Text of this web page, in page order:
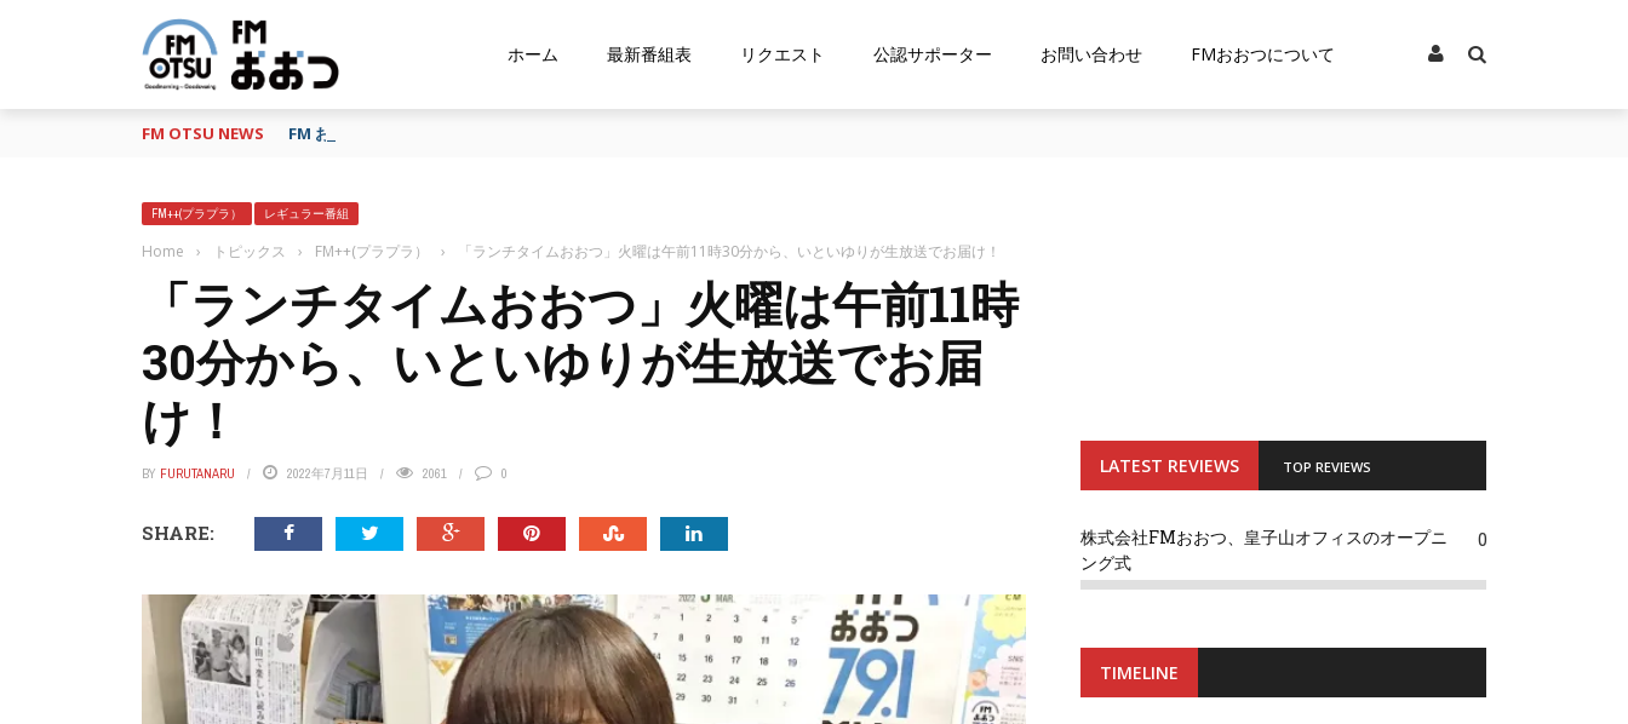
ホーム 最新番組表 リクエスト 公認サポーター お問い合わせ FMおおつについて
FM OTSU NEWS FM おおつ、聴き逃し番組配信サービス「shelfs」を導⼊
FM++(プラプラ） レギュラー番組
Home › トピックス › FM++(プラプラ） › 「ランチタイムおおつ」火曜は午前11時30分から、いといゆりが生放送でお届け！
「ランチタイムおおつ」火曜は午前11時
30分から、いといゆりが生放送でお届
け！
BY FURUTANARU 2022年7月11日 2061 0
SHARE:
LATEST REVIEWS TOP REVIEWS
株式会社FMおおつ、皇子山オフィスのオープニ
ング式
0
TIMELINE